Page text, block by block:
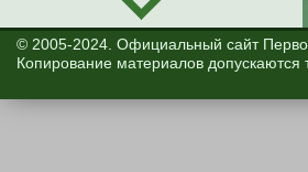
© 2005-2024. Официальный сайт
Копирование материалов